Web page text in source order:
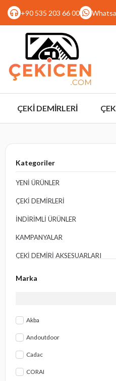
+90 535 203 66 00
ÇEKİ DEMİRLERİ
Kategoriler
YENİ ÜRÜNLER
ÇEKİ DEMİRLERİ
İNDİRİMLİ ÜRÜNLER
KAMPANYALAR
ÇEKİ DEMİRİ AKSESUARLARI
Marka
Akba
Andoutdoor
Cadac
CORAI